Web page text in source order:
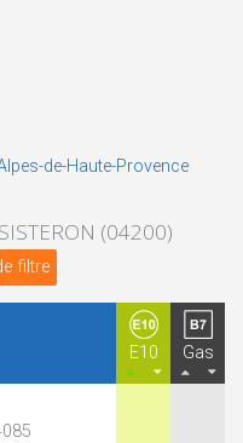
de-Haute-Provence
(04200)
filtre
E10 Gas